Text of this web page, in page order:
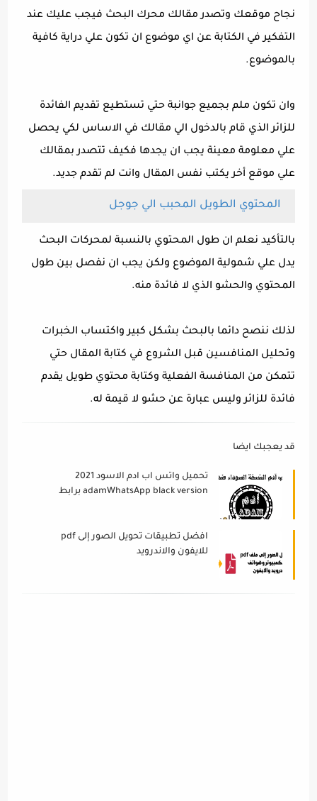
نجاح موقعك وتصدر مقالك محرك البحث فيجب عليك عند
التفكير في الكتابة عن اي موضوع ان تكون علي دراية كافية
بالموضوع.
وان تكون ملم بجميع جوانبة حتي تستطيع تقديم الفائدة
للزائر الذي قام بالدخول الي مقالك في الاساس لكي يحصل
علي معلومة معينة يجب ان يجدها فكيف تتصدر بمقالك
علي موقع أخر يكتب نفس المقال وانت لم تقدم جديد.
المحتوي الطويل المحبب الي جوجل
بالتأكيد نعلم ان طول المحتوي بالنسبة لمحركات البحث
يدل علي شمولية الموضوع ولكن يجب ان نفصل بين طول
المحتوي والحشو الذي لا فائدة منه.
لذلك ننصح دائما بالبحث بشكل كبير واكتساب الخبرات
وتحليل المنافسين قبل الشروع في كتابة المقال حتي
تتمكن من المنافسة الفعلية وكتابة محتوي طويل يقدم
فائدة للزائر وليس عبارة عن حشو لا قيمة له.
قد يعجبك ايضا
تحميل واتس اب ادم الاسود 2021
adamWhatsApp black version برابط
افضل تطبيقات تحويل الصور إلى pdf
للايفون والاندرويد